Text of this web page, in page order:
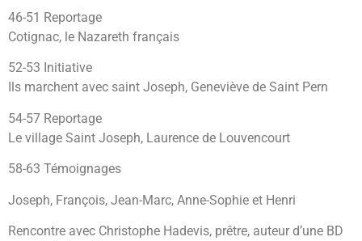
46-51 Reportage
Cotignac, le Nazareth français
52-53 Initiative
Ils marchent avec saint Joseph, Geneviève de Saint Pern
54-57 Reportage
Le village Saint Joseph, Laurence de Louvencourt
58-63 Témoignages
Joseph, François, Jean-Marc, Anne-Sophie et Henri
Rencontre avec Christophe Hadevis, prêtre, auteur d’une BD